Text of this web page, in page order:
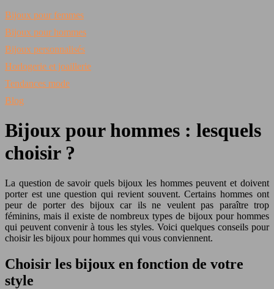
Bijoux pour femmes
Bijoux pour hommes
Bijoux personnalisés
Horlogerie et joaillerie
Tendances mode
Blog
Bijoux pour hommes : lesquels
choisir ?
La question de savoir quels bijoux les hommes peuvent et doivent
porter est une question qui revient souvent. Certains hommes ont
peur de porter des bijoux car ils ne veulent pas paraître trop
féminins, mais il existe de nombreux types de bijoux pour hommes
qui peuvent convenir à tous les styles. Voici quelques conseils pour
choisir les bijoux pour hommes qui vous conviennent.
Choisir les bijoux en fonction de votre
style